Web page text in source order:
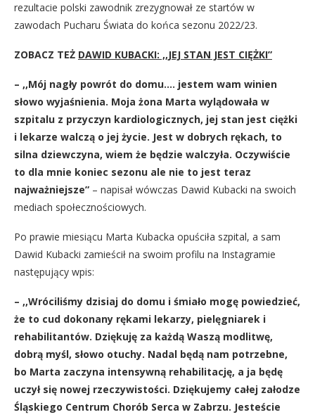
rezultacie polski zawodnik zrezygnował ze startów w
zawodach Pucharu Świata do końca sezonu 2022/23.
ZOBACZ TEŻ DAWID KUBACKI: ,,JEJ STAN JEST CIĘŻKI”
– ,,Mój nagły powrót do domu…. jestem wam winien
słowo wyjaśnienia. Moja żona Marta wylądowała w
szpitalu z przyczyn kardiologicznych, jej stan jest ciężki
i lekarze walczą o jej życie. Jest w dobrych rękach, to
silna dziewczyna, wiem że będzie walczyła. Oczywiście
to dla mnie koniec sezonu ale nie to jest teraz
najważniejsze” – napisał wówczas Dawid Kubacki na swoich
mediach społecznościowych.
Po prawie miesiącu Marta Kubacka opuściła szpital, a sam
Dawid Kubacki zamieścił na swoim profilu na Instagramie
następujący wpis:
– ,,Wróciliśmy dzisiaj do domu i śmiało mogę powiedzieć,
że to cud dokonany rękami lekarzy, pielęgniarek i
rehabilitantów. Dziękuję za każdą Waszą modlitwę,
dobrą myśl, słowo otuchy. Nadal będą nam potrzebne,
bo Marta zaczyna intensywną rehabilitację, a ja będę
uczył się nowej rzeczywistości. Dziękujemy całej załodze
Śląskiego Centrum Chorób Serca w Zabrzu. Jesteście